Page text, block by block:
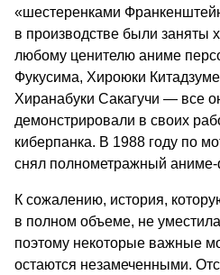
«шестеренками
в производстве были заняты
любому ценителю аниме
Фукусима, Хироюки
Хиранабуки Сакагучи — все
демонстрировали в своих
киберпанка. В 1988 году по
снял полнометражный
К сожалению, история,
в полном объеме, не
поэтому некоторые важные
остаются незамеченными.